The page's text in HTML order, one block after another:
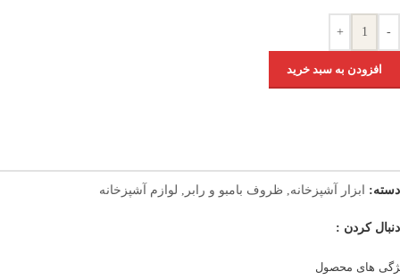
-
+
افزودن به سبد خرید
دسته: ابزار آشپزخانه, ظروف بامبو و رابر , لوازم آشپزخانه
دنبال کردن :
های محصول